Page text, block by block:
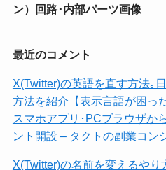
ン）回路･内部パーツ画像
最近のコメント
X(Twitter)の英語を直す方法｡
方法を紹介【表示言語が困っ
スマホアプリ･PCブラウザか
ント開設 – タクトの副業コン
X(Twitter)の名前を変えるや